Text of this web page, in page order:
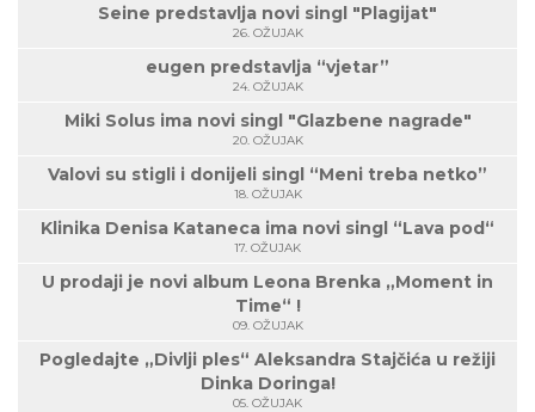
Seine predstavlja novi singl "Plagijat"
26. OŽUJAK
eugen predstavlja “vjetar”
24. OŽUJAK
Miki Solus ima novi singl "Glazbene nagrade"
20. OŽUJAK
Valovi su stigli i donijeli singl “Meni treba netko”
18. OŽUJAK
Klinika Denisa Kataneca ima novi singl “Lava pod“
17. OŽUJAK
U prodaji je novi album Leona Brenka „Moment in
Time“ !
09. OŽUJAK
Pogledajte „Divlji ples“ Aleksandra Stajčića u režiji
Dinka Doringa!
05. OŽUJAK